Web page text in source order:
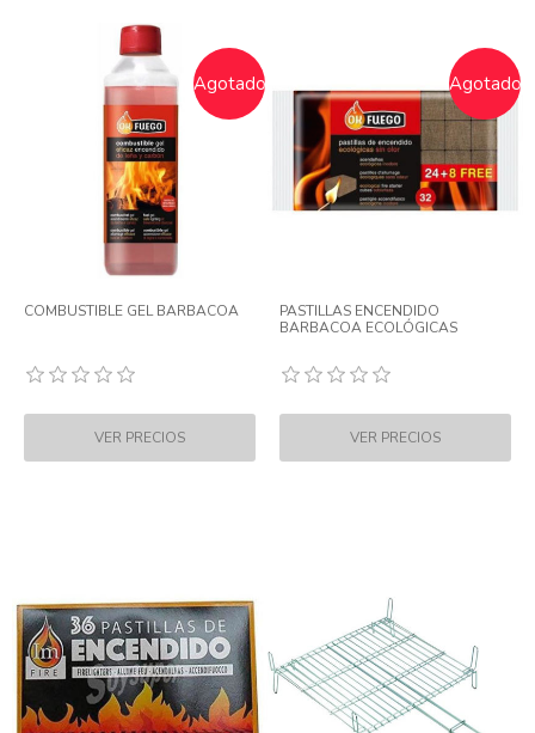
Agotado
COMBUSTIBLE GEL BARBACOA
Agotado
PASTILLAS ENCENDIDO
BARBACOA ECOLÓGICAS